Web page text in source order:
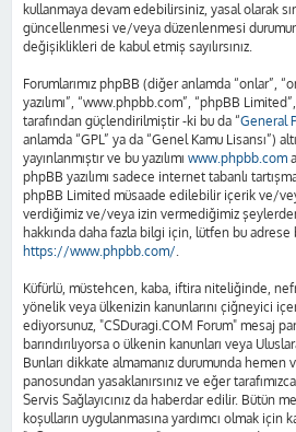
kullanmaya devam edebilirsiniz, yasal olarak
güncellenmesi ve/veya düzenlenmesi
değişiklikleri de kabul etmiş sayılırsınız.
Forumlarımız phpBB (diğer anlamda “onlar”,
yazılımı”, “www.phpbb.com”, “phpBB
tarafından güçlendirilmiştir -ki bu da “General
anlamda “GPL” ya da “Genel Kamu Lisansı”)
yayınlanmıştır ve bu yazılımı www.phpbb.com
phpBB yazılımı sadece internet tabanlı
phpBB Limited müsaade edilebilir içerik ve/
verdiğimiz ve/veya izin vermediğimiz
hakkında daha fazla bilgi için, lütfen bu adrese
https://www.phpbb.com/.
Küfürlü, müstehcen, kaba, iftira niteliğinde,
yönelik veya ülkenizin kanunlarını çiğneyici
ediyorsunuz, "CSDuragi.COM Forum" mesaj
barındırılıyorsa o ülkenin kanunları veya
Bunları dikkate almamanız durumunda hemen
panosundan yasaklanırsınız ve eğer
Servis Sağlayıcınız da haberdar edilir. Bütün
koşulların uygulanmasına yardımcı olmak için